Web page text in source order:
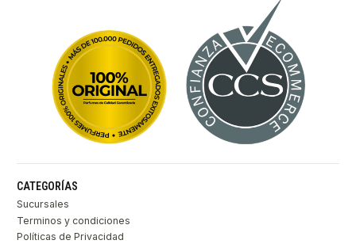
CATEGORÍAS
Sucursales
Terminos y condiciones
Políticas de Privacidad